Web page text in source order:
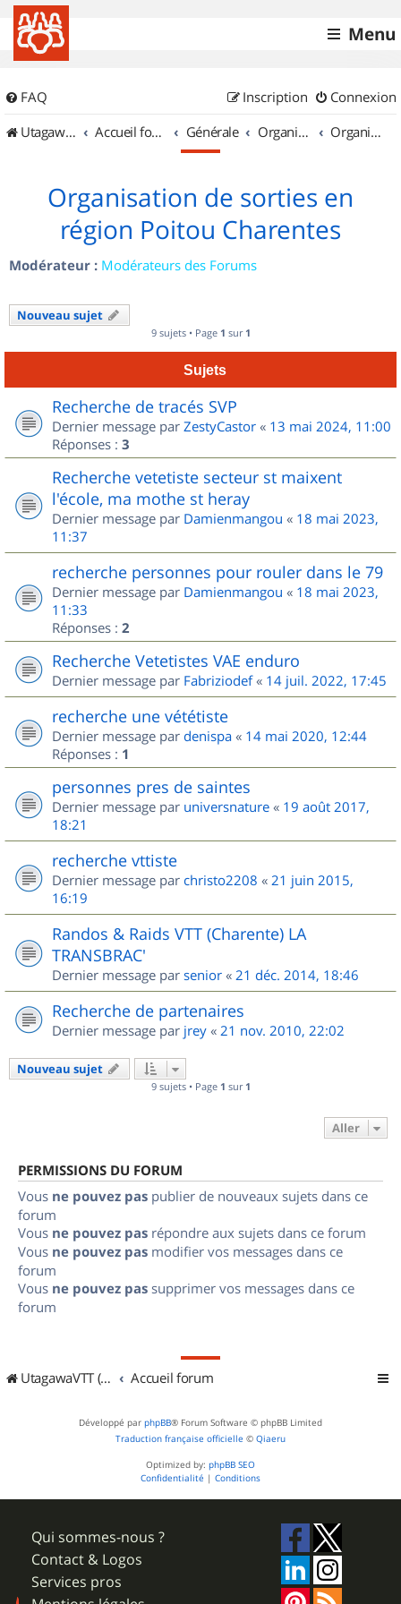
Menu
FAQ Connexion
Inscription
UtagawaVTT (Randos VTT et VTTAE avec traces GPS)
Accueil forum Générale Organisation de sorties & Recherche de partenaires Organisation de sorties en région Poitou Charentes
Organisation de sorties en
région Poitou Charentes
Modérateur : Modérateurs des Forums
Nouveau sujet
9 sujets • Page 1 sur 1
Sujets
Recherche de tracés SVP
Dernier message par ZestyCastor « 13 mai 2024, 11:00
Réponses : 3
Recherche vetetiste secteur st maixent
l'école, ma mothe st heray
Dernier message par Damienmangou « 18 mai 2023,
11:37
recherche personnes pour rouler dans le 79
Dernier message par Damienmangou « 18 mai 2023,
11:33
Réponses : 2
Recherche Vetetistes VAE enduro
Dernier message par Fabriziodef« 14 juil. 2022, 17:45
recherche une vététiste
Dernier message par denispa « 14 mai 2020, 12:44
Réponses : 1
personnes pres de saintes
Dernier message par universnature « 19 août 2017,
18:21
recherche vttiste
Dernier message par christo2208 « 21 juin 2015,
16:19
Randos & Raids VTT (Charente) LA
TRANSBRAC'
Dernier message par senior « 21 déc. 2014, 18:46
Recherche de partenaires
Dernier message par jrey « 21 nov. 2010, 22:02
Nouveau sujet
9 sujets • Page 1 sur 1
Aller
PERMISSIONS DU FORUM
Vous ne pouvez pas publier de nouveaux sujets dans ce
forum
Vous ne pouvez pas répondre aux sujets dans ce forum
Vous ne pouvez pas modifier vos messages dans ce
forum
Vous ne pouvez pas supprimer vos messages dans ce
forum
UtagawaVTT (Randos VTT et VTTAE avec traces GPS) Accueil forum
Développé par phpBB® Forum Software © phpBB Limited
Traduction française officielle © Qiaeru
Optimized by: phpBB SEO
Confidentialité | Conditions
Qui sommes-nous ?
Contact & Logos
Services pros